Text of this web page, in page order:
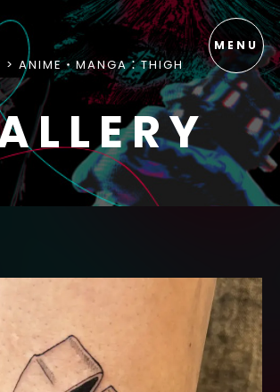
ANIME・MANGA：THIGH